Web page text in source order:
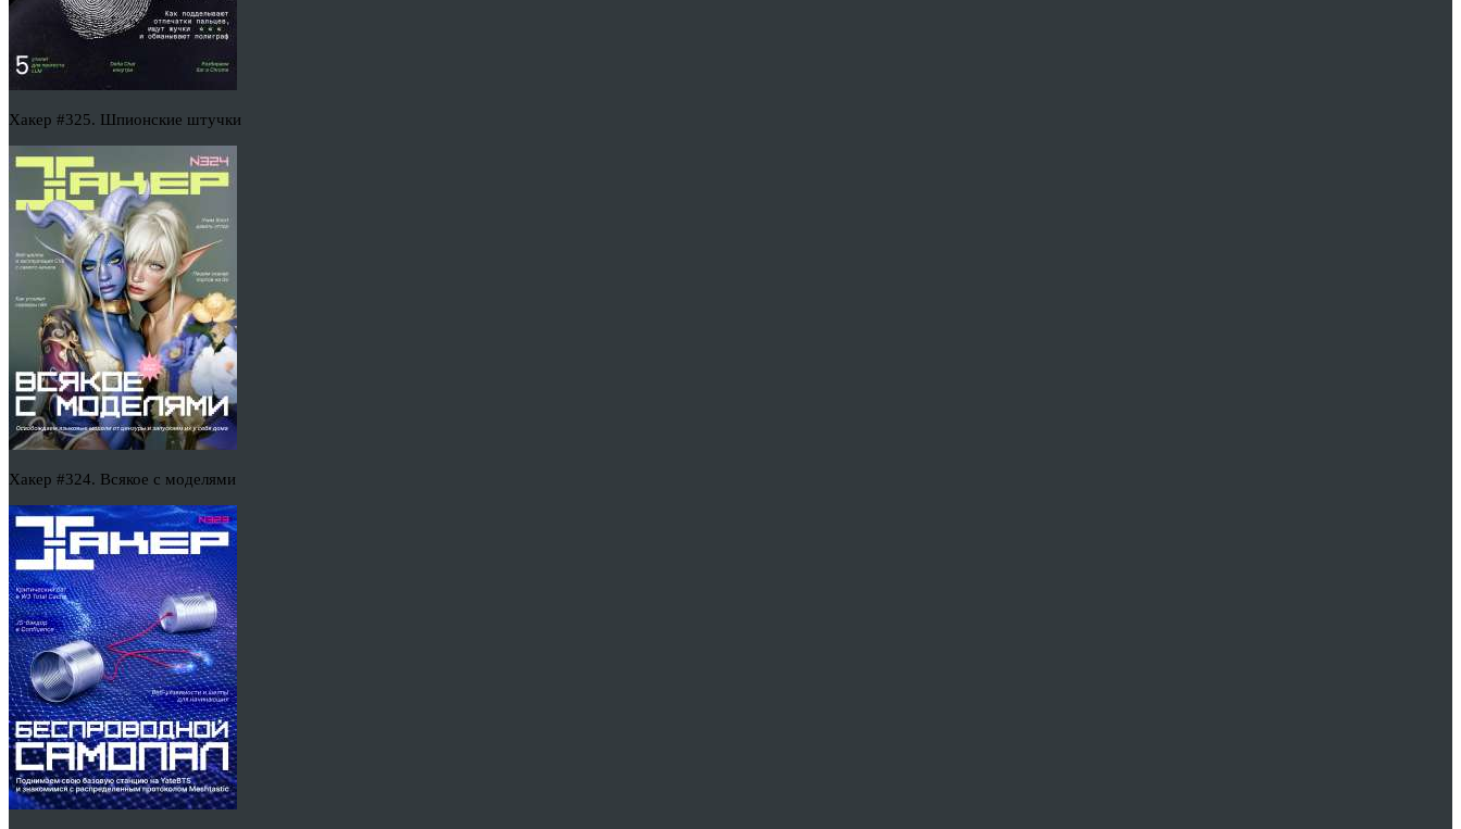
Хакер #325. Шпионские штучки
Хакер #324. Всякое с моделями